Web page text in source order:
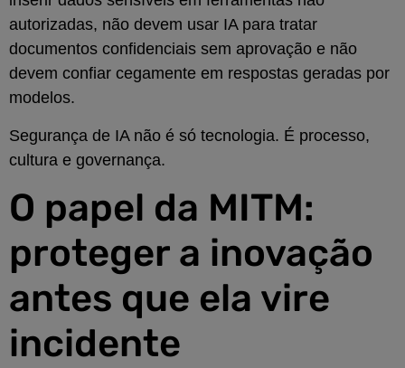
autorizadas, não devem usar IA para tratar
documentos confidenciais sem aprovação e não
devem confiar cegamente em respostas geradas por
modelos.
Segurança de IA não é só tecnologia. É processo,
cultura e governança.
O papel da MITM:
proteger a inovação
antes que ela vire
incidente